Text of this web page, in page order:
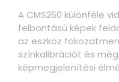
A CMS260 különféle
felbontású képek
az eszköz
színkalibrációt és
képmegjelenítési